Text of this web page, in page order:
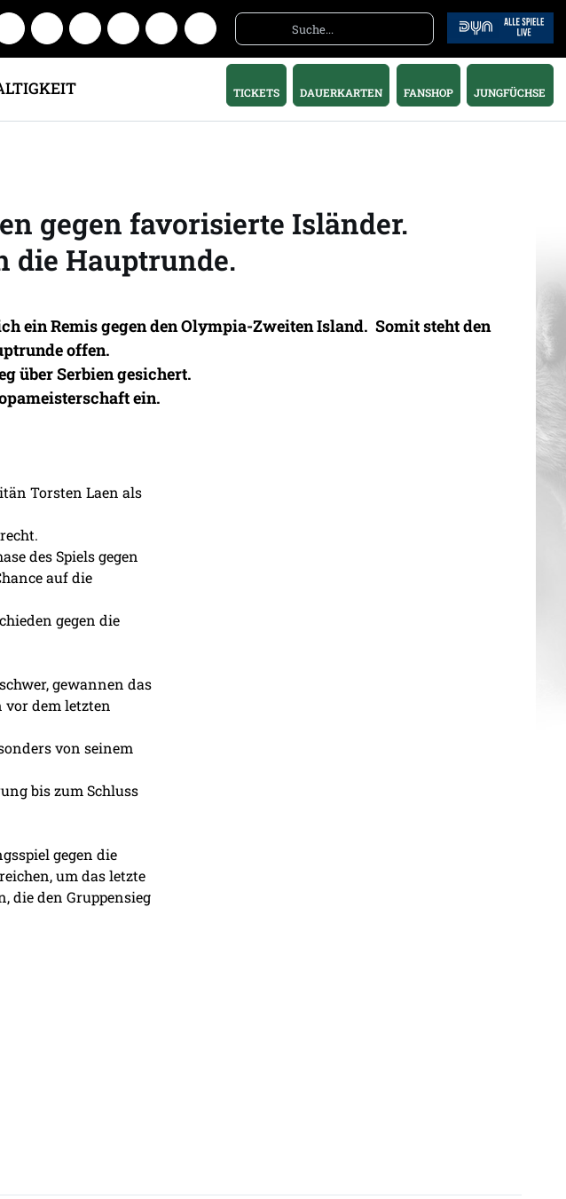
TICKETS DAUERKARTEN FANSHOP JUNGFÜCHSE
gegen favorisierte Isländer.
die Hauptrunde.
ein Remis gegen den Olympia-Zweiten Island. Somit steht den
offen.
über Serbien gesichert.
ein.
Torsten Laen als
des Spiels gegen
auf die
gegen die
gewannen das
vor dem letzten
von seinem
bis zum Schluss
gegen die
um das letzte
die den Gruppensieg